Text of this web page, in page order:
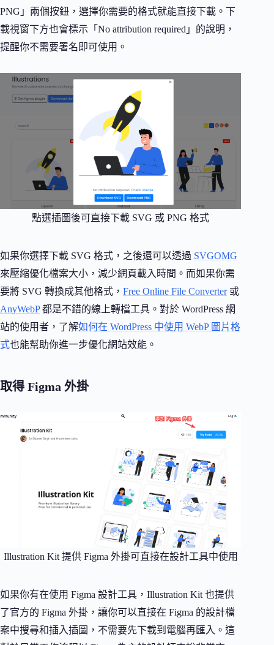
PNG」兩個按鈕，選擇你需要的格式就能直接下載。下
載視窗下方也會標示「No attribution required」的說明，
提醒你不需要署名即可使用。
點選插圖後可直接下載 SVG 或 PNG 格式
如果你選擇下載 SVG 格式，之後還可以透過 SVGOMG
來壓縮優化檔案大小，減少網頁載入時間。而如果你需
要將 SVG 轉換成其他格式， Free Online File Converter或
AnyWebP都是不錯的線上轉檔工具。對於 WordPress 網
站的使用者，了解如何在 WordPress 中使用 WebP 圖片格
式也能幫助你進一步優化網站效能。
取得 Figma 外掛
Illustration Kit 提供 Figma 外掛可直接在設計工具中使用
如果你有在使用 Figma 設計工具，Illustration Kit 也提供
了官方的 Figma 外掛，讓你可以直接在 Figma 的設計檔
案中搜尋和插入插圖，不需要先下載到電腦再匯入。這